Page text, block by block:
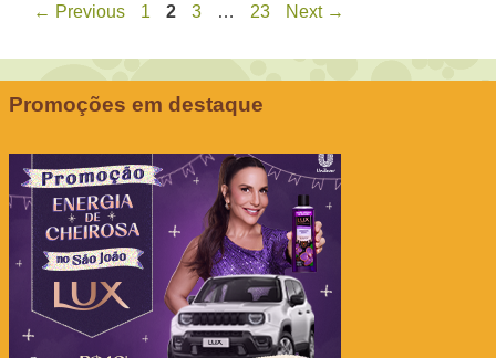
← Previous Page
1 Page
2 Page
3 … Page
23 Next →
Promoções em destaque